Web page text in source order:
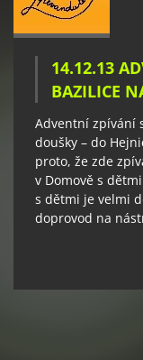
14.12.13
BAZILICE
Adventní zpívání
doušky – do
proto, že zde
v Domově s
s dětmi je velmi
doprovod na